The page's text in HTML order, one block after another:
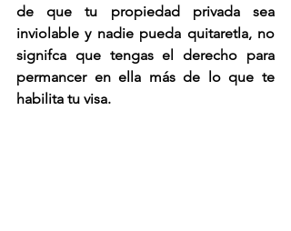
de que tu propiedad privada sea
inviolable y nadie pueda quitaretla, no
signifca que tengas el derecho para
permancer en ella más de lo que te
habilita tu visa.